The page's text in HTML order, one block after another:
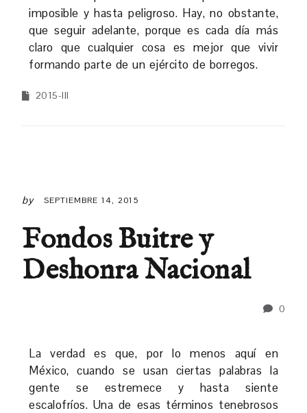
imposible y hasta peligroso. Hay, no obstante,
que seguir adelante, porque es cada día más
claro que cualquier cosa es mejor que vivir
formando parte de un ejército de borregos.
2015-III
by SEPTIEMBRE 14, 2015
Fondos Buitre y
Deshonra Nacional
0
La verdad es que, por lo menos aquí en
México, cuando se usan ciertas palabras la
gente se estremece y hasta siente
escalofríos. Una de esas términos tenebrosos